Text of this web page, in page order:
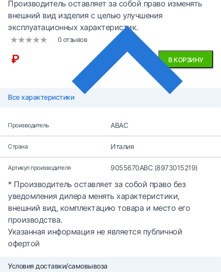
Производитель оставляет за собой право изменять
внешний вид изделия с целью улучшения
эксплуатационных характеристик.
0 отзывов
₽ В КОРЗИНУ
Все характеристики
Производитель ABAC
Страна Италия
Артикул производителя 9055670ABC (8973015219)
* Производитель оставляет за собой право без
уведомления дилера менять характеристики,
внешний вид, комплектацию товара и место его
производства.
Указанная информация не является публичной
офертой
Условия доставки/самовывоза